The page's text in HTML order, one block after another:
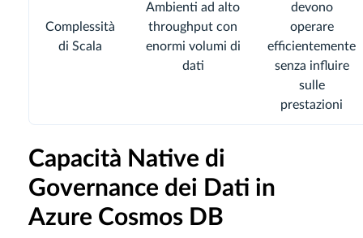
Complessità
di Scala
Ambienti ad alto
throughput con
enormi volumi di
dati
devono
operare
efficientemente
senza influire
sulle
prestazioni
Capacità Native di
Governance dei Dati in
Azure Cosmos DB